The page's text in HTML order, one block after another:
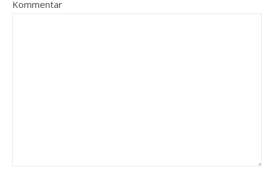
Kommentar